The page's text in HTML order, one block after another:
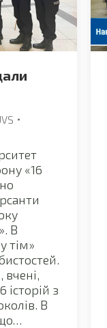
«16
В
тім»
вчені,
з
В